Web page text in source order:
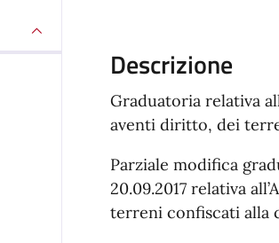
Descrizione
Graduatoria relativa
aventi diritto, dei
Parziale modifica
20.09.2017 relativa
terreni confiscati alla